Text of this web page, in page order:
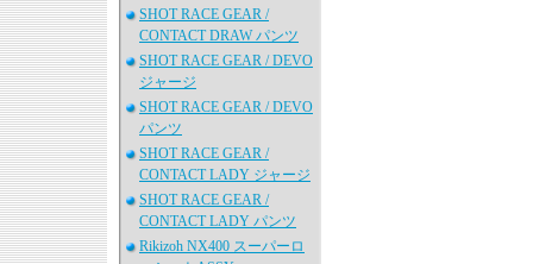
SHOT RACE GEAR /
CONTACT DRAW パンツ
SHOT RACE GEAR / DEVO
ジャージ
SHOT RACE GEAR / DEVO
パンツ
SHOT RACE GEAR /
CONTACT LADY ジャージ
SHOT RACE GEAR /
CONTACT LADY パンツ
Rikizoh NX400 スーパーロ